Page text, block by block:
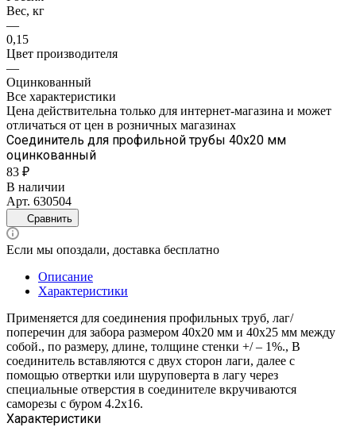
Вес, кг
—
0,15
Цвет производителя
—
Оцинкованный
Все характеристики
Цена действительна только для интернет-магазина и может
отличаться от цен в розничных магазинах
Соединитель для профильной трубы 40х20 мм
оцинкованный
83 ₽
В наличии
Арт. 630504
Сравнить
Если мы опоздали, доставка бесплатно
Описание
Характеристики
Применяется для соединения профильных труб, лаг/
поперечин для забора размером 40х20 мм и 40х25 мм между
собой., по размеру, длине, толщине стенки +/ – 1%., В
соединитель вставляются с двух сторон лаги, далее с
помощью отвертки или шуруповерта в лагу через
специальные отверстия в соединителе вкручиваются
саморезы с буром 4.2х16.
Характеристики